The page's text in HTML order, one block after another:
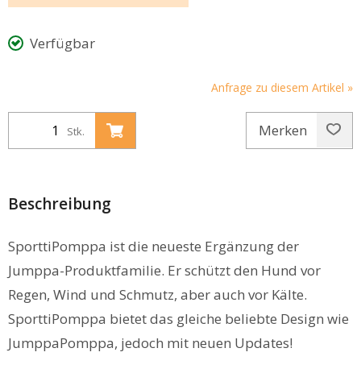
Verfügbar
Anfrage zu diesem Artikel »
Stk. Merken
Beschreibung
SporttiPomppa ist die neueste Ergänzung der
Jumppa-Produktfamilie. Er schützt den Hund vor
Regen, Wind und Schmutz, aber auch vor Kälte.
SporttiPomppa bietet das gleiche beliebte Design wie
JumppaPomppa, jedoch mit neuen Updates!